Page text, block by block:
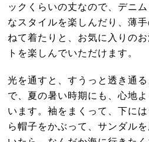
ックくらいの丈なので、デニ
なスタイルを楽しんだり、薄
ねて着たりと、お気に入りの
トを楽しんでいただけます。
光を通すと、すうっと透き通
で、夏の暑い時期にも、心地
います。袖をまくって、下に
ら帽子をかぶって、サンダル